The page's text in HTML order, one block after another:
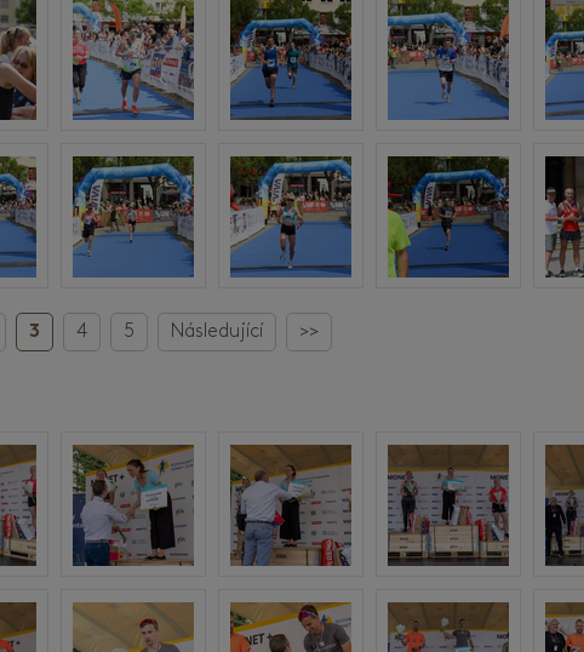
3 4 5 Následující >>